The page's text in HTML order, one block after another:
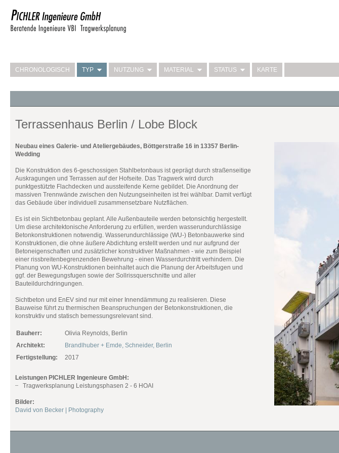
CHRONOLOGISCH TYP NUTZUNG MATERIAL STATUS KARTE
Terrassenhaus Berlin / Lobe Block
Neubau eines Galerie- und Ateliergebäudes, Böttgerstraße 16 in 13357 Berlin-
Wedding
Die Konstruktion des 6-geschossigen Stahlbetonbaus ist geprägt durch straßenseitige
Auskragungen und Terrassen auf der Hofseite. Das Tragwerk wird durch
punktgestützte Flachdecken und aussteifende Kerne gebildet. Die Anordnung der
massiven Trennwände zwischen den Nutzungseinheiten ist frei wählbar. Damit verfügt
das Gebäude über individuell zusammensetzbare Nutzflächen.
Es ist ein Sichtbetonbau geplant. Alle Außenbauteile werden betonsichtig hergestellt.
Um diese architektonische Anforderung zu erfüllen, werden wasserundurchlässige
Betonkonstruktionen notwendig. Wasserundurchlässige (WU-) Betonbauwerke sind
Konstruktionen, die ohne äußere Abdichtung erstellt werden und nur aufgrund der
Betoneigenschaften und zusätzlicher konstruktiver Maßnahmen - wie zum Beispiel
einer rissbreitenbegrenzenden Bewehrung - einen Wasserdurchtritt verhindern. Die
Planung von WU-Konstruktionen beinhaltet auch die Planung der Arbeitsfugen und
ggf. der Bewegungsfugen sowie der Sollrissquerschnitte und aller
Bauteildurchdringungen.
Sichtbeton und EnEV sind nur mit einer Innendämmung zu realisieren. Diese
Bauweise führt zu thermischen Beanspruchungen der Betonkonstruktionen, die
konstruktiv und statisch bemessungsrelevant sind.
Bauherr:
Olivia Reynolds, Berlin
Architekt:
Brandlhuber + Emde, Schneider, Berlin
Fertigstellung:
2017
Leistungen PICHLER Ingenieure GmbH:
Tragwerksplanung Leistungsphasen 2 - 6 HOAI
Bilder:
David von Becker | Photography